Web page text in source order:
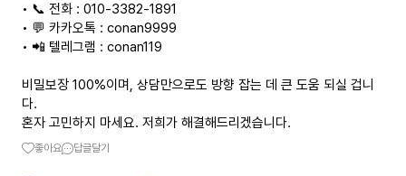
• 📞 전화 : 010-3382-1891
• 💬 카카오톡 : conan9999
• 📲 텔레그램 : conan119
비밀보장 100%이며, 상담만으로도 방향 잡는 데 큰 도움 되실 겁니
다.
혼자 고민하지 마세요. 저희가 해결해드리겠습니다.
좋아요 답글달기